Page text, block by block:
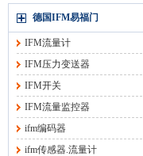
德国IFM易福门
IFM流量计
IFM压力变送器
IFM开关
IFM流量监控器
ifm编码器
ifm传感器.流量计